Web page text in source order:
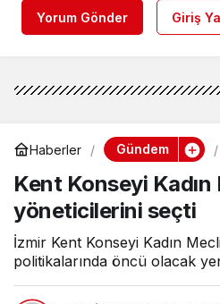
Yorum Gönder Giriş
Haberler Gündem
Kent Konseyi
yöneticilerini seçti
İzmir Kent Konseyi Kadın
politikalarında öncü olacak